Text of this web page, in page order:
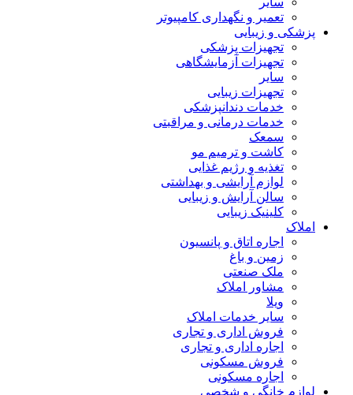
تعمیر و نگهداری کامپیوتر
پزشکی و زیبایی
تجهیزات پزشکی
تجهیزات آزمایشگاهی
سایر
تجهیزات زیبایی
خدمات دندانپزشکی
خدمات درمانی و مراقبتی
سمعک
کاشت و ترمیم مو
تغذیه و رژیم غذایی
لوازم آرایشی و بهداشتی
سالن آرایش و زیبایی
کلینیک زیبایی
املاک
اجاره اتاق و پانسیون
زمین و باغ
ملک صنعتی
مشاور املاک
ویلا
سایر خدمات املاک
فروش اداری و تجاری
اجاره اداری و تجاری
فروش مسکونی
اجاره مسکونی
لوازم خانگی و شخصی